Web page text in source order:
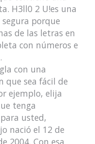
H3ll0 2 U!es una
porque
de las letras en
con números e
con una
que sea fácil de
ejemplo, elija
tenga
usted,
nació el 12 de
2004. Con esa